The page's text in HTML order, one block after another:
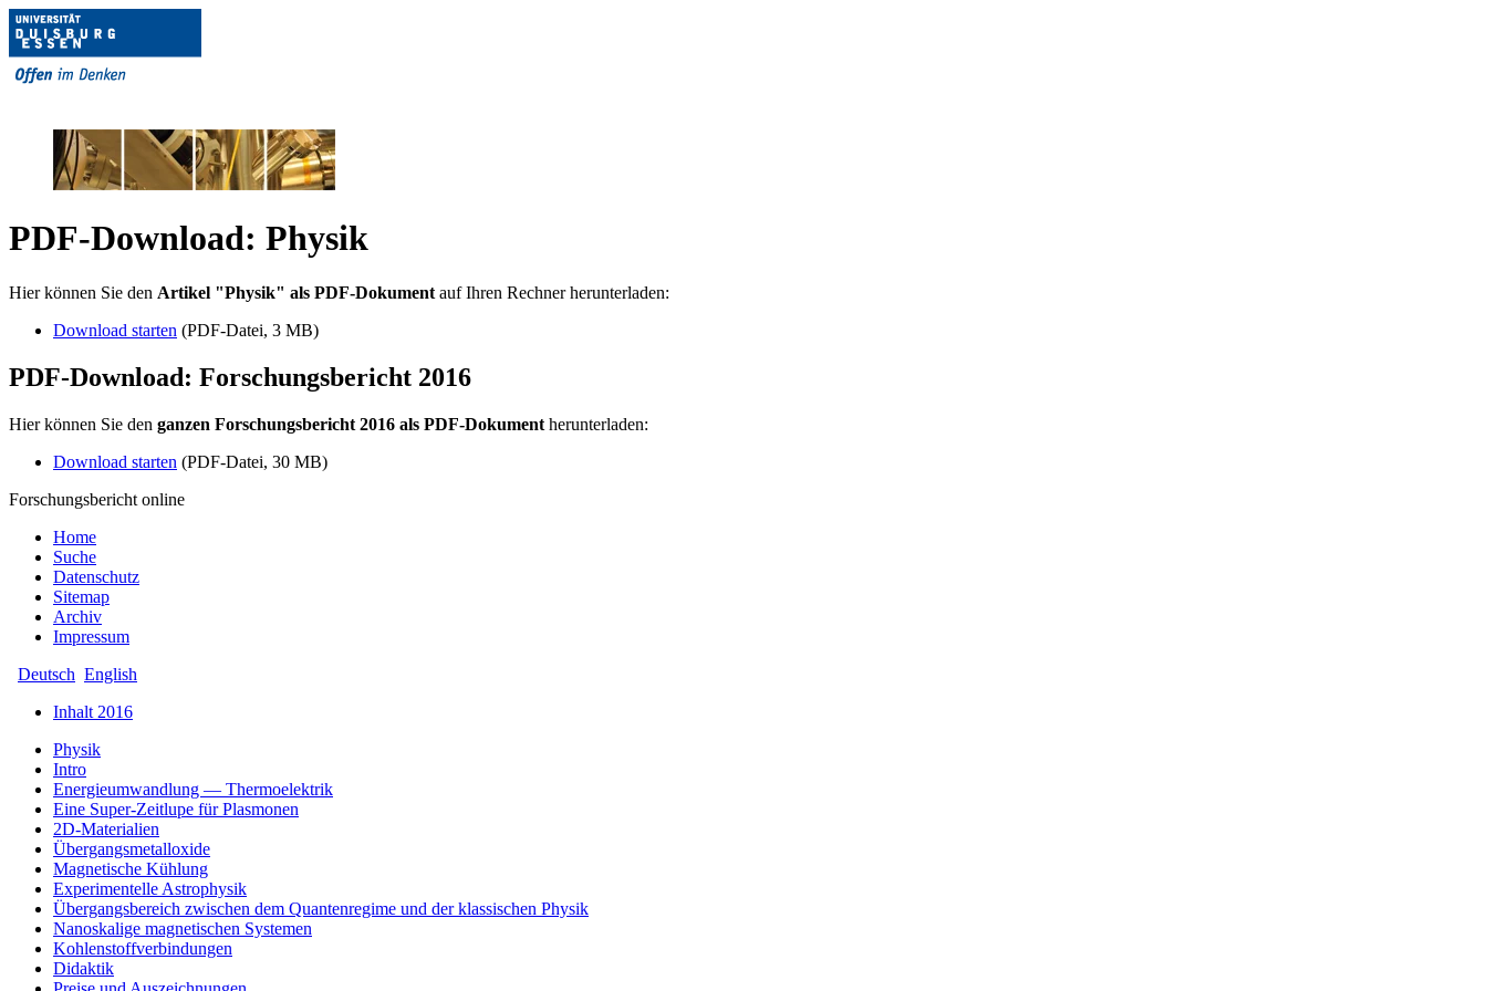
PDF-Download: Physik
Hier können Sie den Artikel "Physik" als PDF-Dokument auf Ihren Rechner herunterladen:
Download starten (PDF-Datei, 3 MB)
PDF-Download: Forschungsbericht 2016
Hier können Sie den ganzen Forschungsbericht 2016 als PDF-Dokument herunterladen:
Download starten (PDF-Datei, 30 MB)
Forschungsbericht online
Home
Suche
Datenschutz
Sitemap
Archiv
Impressum
Deutsch English
Inhalt 2016
Physik
Intro
Energieumwandlung — Thermoelektrik
Eine Super-Zeitlupe für Plasmonen
2D-Materialien
Übergangsmetalloxide
Magnetische Kühlung
Experimentelle Astrophysik
Übergangsbereich zwischen dem Quantenregime und der klassischen Physik
Nanoskalige magnetischen Systemen
Kohlenstoffverbindungen
Didaktik